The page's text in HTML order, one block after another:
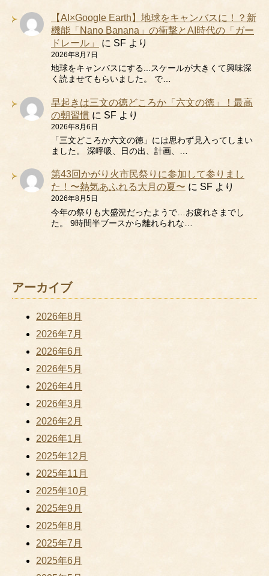
【AI×Google Earth】地球をキャンバスに！？新
機能「Nano Banana」の衝撃とAI時代の「ガー
ドレール」
に SF より
2026年8月7日
地球をキャンバスにする...スケールが大きくて興味深
く読ませてもらいました。 で…
早起きは三文の徳どころか「六文の徳」！最高
の朝習慣 に SF より
2026年8月6日
「三文どころか六文の徳」には思わず見入ってしまい
ました。 深呼吸、日の出、計画、…
第43回かがり火市民祭りに参加して参りまし
た！〜熱気あふれる大月の夏〜 に SF より
2026年8月5日
今年の祭りも大盛況だったようで…お疲れさまでし
た。 9時間半ブースから離れられな…
アーカイブ
2026年8月
2026年7月
2026年6月
2026年5月
2026年4月
2026年3月
2026年2月
2026年1月
2025年12月
2025年11月
2025年10月
2025年9月
2025年8月
2025年7月
2025年6月